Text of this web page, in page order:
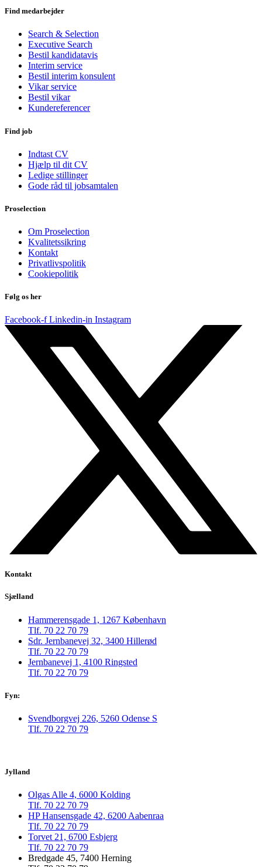
Find medarbejder
Search & Selection
Executive Search
Bestil kandidatavis
Interim service
Bestil interim konsulent
Vikar service
Bestil vikar
Kundereferencer
Find job
Indtast CV
Hjælp til dit CV
Ledige stillinger
Gode råd til jobsamtalen
Proselection
Om Proselection
Kvalitetssikring
Kontakt
Privatlivspolitik
Cookiepolitik
Følg os her
Facebook-f Linkedin-in Instagram
Kontakt
Sjælland
Hammerensgade 1, 1267 København
Tlf. 70 22 70 79
Sdr. Jernbanevej 32, 3400 Hillerød
Tlf. 70 22 70 79
Jernbanevej 1, 4100 Ringsted
Tlf. 70 22 70 79
Fyn:
Svendborgvej 226, 5260 Odense S
Tlf. 70 22 70 79
Jylland
Olgas Alle 4, 6000 Kolding
Tlf. 70 22 70 79
HP Hansensgade 42, 6200 Aabenraa
Tlf. 70 22 70 79
Torvet 21, 6700 Esbjerg
Tlf. 70 22 70 79
Bredgade 45, 7400 Herning